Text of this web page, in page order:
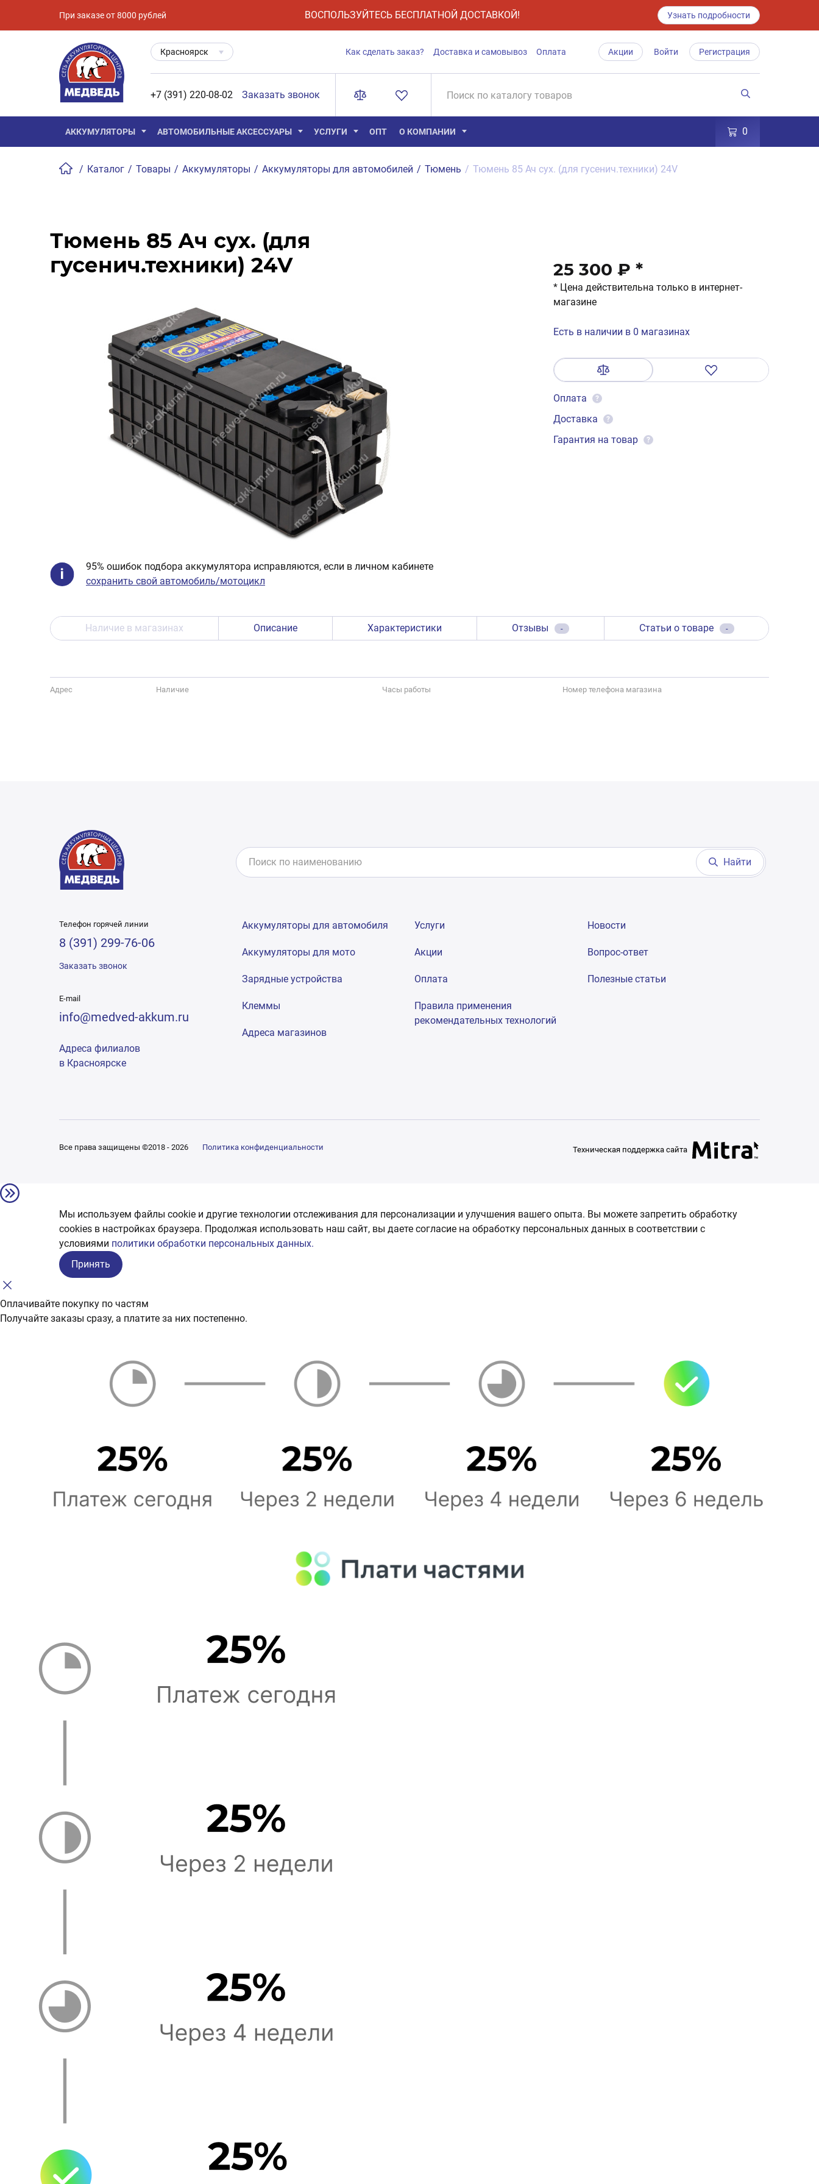
При заказе от 8000 рублей ВОСПОЛЬЗУЙТЕСЬ БЕСПЛАТНОЙ ДОСТАВКОЙ! Узнать подробности
Красноярск Как сделать заказ? Доставка и самовывоз Оплата Акции Войти Регистрация
+7 (391) 220-08-02 Заказать звонок
АККУМУЛЯТОРЫ АВТОМОБИЛЬНЫЕ АКСЕССУАРЫ УСЛУГИ ОПТ О КОМПАНИИ 0
/ Каталог / Товары / Аккумуляторы / Аккумуляторы для автомобилей / Тюмень / Тюмень 85 Ач сух. (для гусенич.техники) 24V
Тюмень 85 Ач сух. (для
гусенич.техники) 24V
95% ошибок подбора аккумулятора исправляются, если в личном кабинете
сохранить свой автомобиль/мотоцикл
25 300 ₽ *
* Цена действительна только в интернет-
магазине
Есть в наличии в 0 магазинах
Оплата ?
Доставка ?
Гарантия на товар ?
Наличие в магазинах Описание Характеристики Отзывы - Статьи о товаре -
Адрес Наличие Часы работы Номер телефона магазина
Найти
Телефон горячей линии
8 (391) 299-76-06
Заказать звонок
E-mail
info@medved-akkum.ru
Адреса филиалов
в Красноярске
Аккумуляторы для автомобиля
Аккумуляторы для мото
Зарядные устройства
Клеммы
Адреса магазинов
Услуги
Акции
Оплата
Правила применения
рекомендательных технологий
Новости
Вопрос-ответ
Полезные статьи
Все права защищены ©2018 - 2026 Политика конфиденциальности Техническая поддержка сайта
Мы используем файлы cookie и другие технологии отслеживания для персонализации и улучшения вашего опыта. Вы можете запретить обработку
сookies в настройках браузера. Продолжая использовать наш сайт, вы даете согласие на обработку персональных данных в соответствии с
условиями политики обработки персональных данных.
Принять
Оплачивайте покупку по частям
Получайте заказы сразу, а платите за них постепенно.